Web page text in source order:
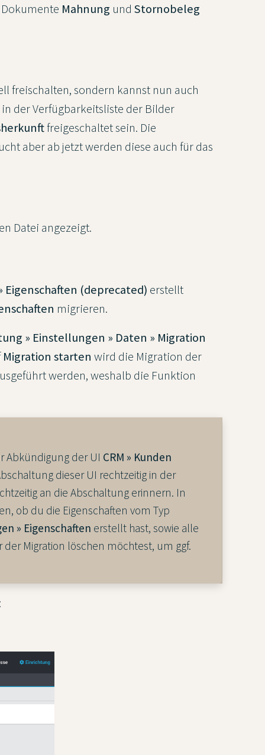
Mahnung undStornobeleg
freischalten, sondern kannst nun auch
der Verfügbarkeitsliste der Bilder
freigeschaltet sein. Die
aber ab jetzt werden diese auch für das
Datei angezeigt.
Eigenschaften (deprecated) erstellt
migrieren.
» Einstellungen » Daten » Migration
Migration starten wird die Migration der
werden, weshalb die Funktion
Abkündigung der UI CRM » Kunden
dieser UI rechtzeitig in der
an die Abschaltung erinnern. In
ob du die Eigenschaften vom Typ
» Eigenschaften erstellt hast, sowie alle
Migration löschen möchtest, um ggf.